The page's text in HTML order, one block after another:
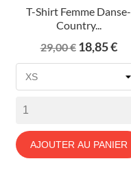
T-Shirt Femme Danse-
Country...
Prix
de
29,00 € Prix
18,85 €
AJOUTER AU PANIER